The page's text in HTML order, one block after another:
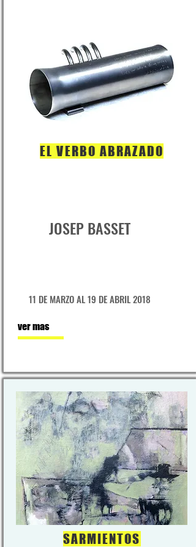
EL VERBO ABRAZADO
JOSEP BASSET
11 DE MARZO AL 19 DE ABRIL 2018
ver mas
SARMIENTOS